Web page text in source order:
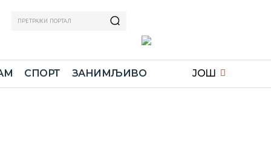
ПРЕТРАЖИ ПОРТАЛ
СПОРТ ЗАНИМЉИВО ЈОШ